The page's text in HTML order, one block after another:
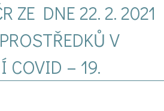
ZE DNE 22. 2. 2021
V
COVID – 19.